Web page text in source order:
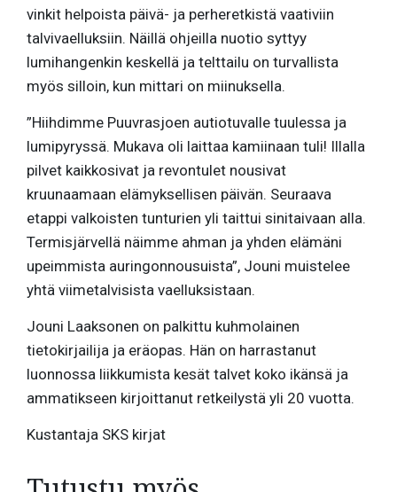
vinkit helpoista päivä- ja perheretkistä vaativiin
talvivaelluksiin. Näillä ohjeilla nuotio syttyy
lumihangenkin keskellä ja telttailu on turvallista
myös silloin, kun mittari on miinuksella.
”Hiihdimme Puuvrasjoen autiotuvalle tuulessa ja
lumipyryssä. Mukava oli laittaa kamiinaan tuli! Illalla
pilvet kaikkosivat ja revontulet nousivat
kruunaamaan elämyksellisen päivän. Seuraava
etappi valkoisten tunturien yli taittui sinitaivaan alla.
Termisjärvellä näimme ahman ja yhden elämäni
upeimmista auringonnousuista”, Jouni muistelee
yhtä viimetalvisista vaelluksistaan.
Jouni Laaksonen on palkittu kuhmolainen
tietokirjailija ja eräopas. Hän on harrastanut
luonnossa liikkumista kesät talvet koko ikänsä ja
ammatikseen kirjoittanut retkeilystä yli 20 vuotta.
Kustantaja SKS kirjat